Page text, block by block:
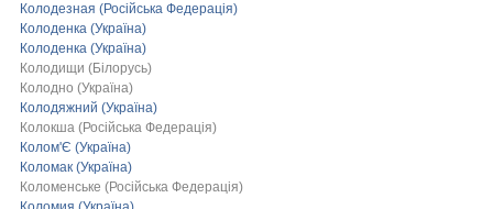
Колодезная (Російська Федерація)
Колоденка (Україна)
Колоденка (Україна)
Колодищи (Білорусь)
Колодно (Україна)
Колодяжний (Україна)
Колокша (Російська Федерація)
Колом'Є (Україна)
Коломак (Україна)
Коломенське (Російська Федерація)